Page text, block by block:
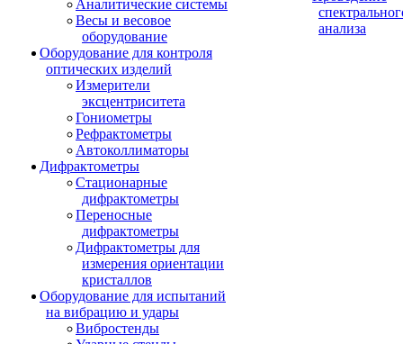
Аналитические системы
Весы и весовое
оборудование
Оборудование для контроля
оптических изделий
Измерители
эксцентриситета
Гониометры
Рефрактометры
Автоколлиматоры
Дифрактометры
Стационарные
дифрактометры
Переносные
дифрактометры
Дифрактометры для
измерения ориентации
кристаллов
Оборудование для испытаний
на вибрацию и удары
Вибростенды
анализа